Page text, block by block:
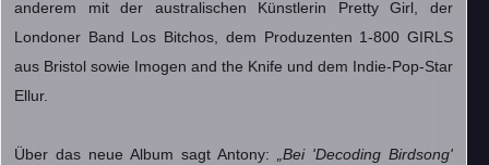
anderem mit der australischen Künstlerin Pretty Girl, der
Londoner Band Los Bitchos, dem Produzenten 1-800 GIRLS
aus Bristol sowie Imogen and the Knife und dem Indie-Pop-Star
Ellur.
Über das neue Album sagt Antony: „Bei 'Decoding Birdsong'